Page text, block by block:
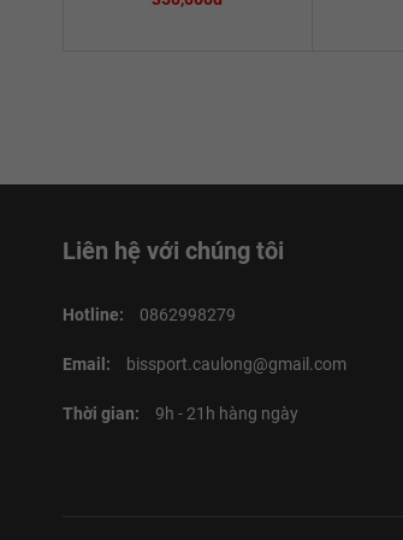
Liên hệ với chúng tôi
Hotline: 0862998279
Email: bissport.caulong@gmail.com
Thời gian: 9h - 21h hàng ngày